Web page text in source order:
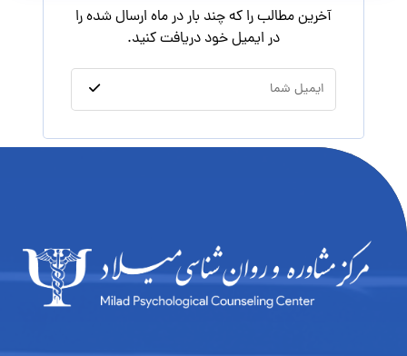
آخرین مطالب را که چند بار در ماه ارسال شده را
در ایمیل خود دریافت کنید.